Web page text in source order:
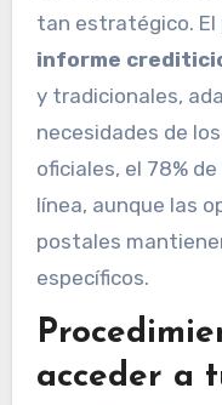
tan estratégico.
informe
y tradicionales,
necesidades de
oficiales, el 78%
línea, aunque las
postales
específicos.
acceder a